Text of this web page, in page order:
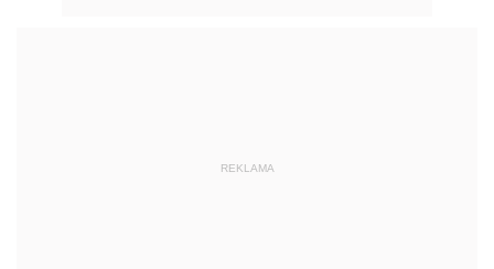
REKLAMA